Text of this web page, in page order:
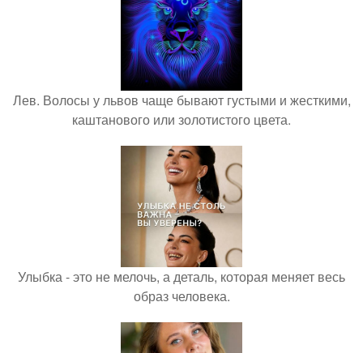
Лев. Волосы у львов чаще бывают густыми и жесткими,
каштанового или золотистого цвета.
Улыбка - это не мелочь, а деталь, которая меняет весь
образ человека.